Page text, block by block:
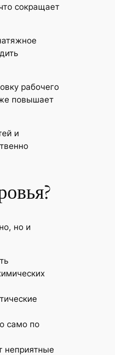
сокращает
рабочего
повышает
и
но и
само по
неприятные